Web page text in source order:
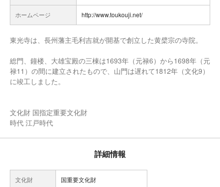
ホームページ http://www.toukouji.net/
東光寺は、長州藩主毛利吉就が開基で創立した黄檗宗の寺院。
総門、鐘楼、大雄宝殿の三棟は1693年（元禄6）から1698年（元
禄11）の間に建立されたもので、山門は遅れて1812年（文化9）
に竣工しました。
文化財 国指定重要文化財
時代 江戸時代
詳細情報
文化財 国重要文化財